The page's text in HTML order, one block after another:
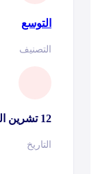
التوسع
التصنيف
12 تشرين الثاني، 2025
التاريخ